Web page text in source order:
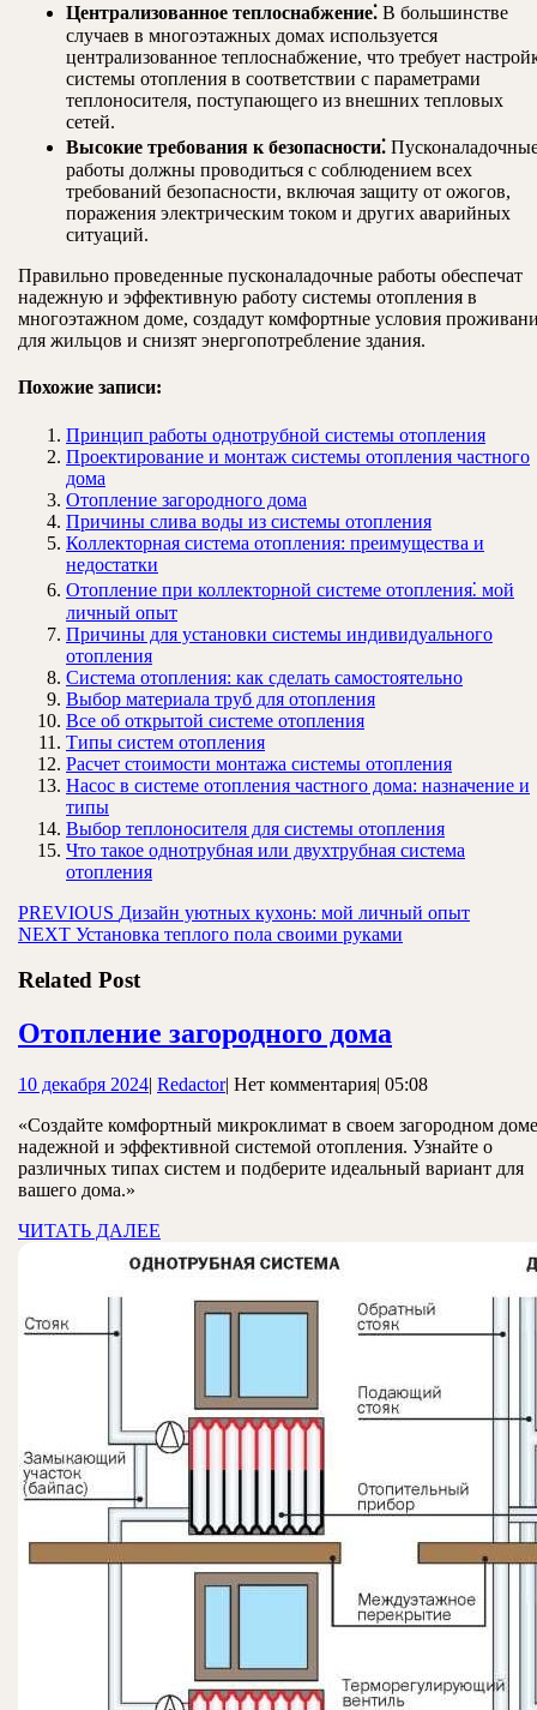
Централизованное теплоснабжение⁚ В большинстве
случаев в многоэтажных домах используется
централизованное теплоснабжение, что требует
системы отопления в соответствии с параметрами
теплоносителя, поступающего из внешних тепловых
сетей.
Высокие требования к безопасности⁚
работы должны проводиться с соблюдением всех
требований безопасности, включая защиту от ожогов,
поражения электрическим током и других аварийных
ситуаций.
Правильно проведенные пусконаладочные работы обеспечат
надежную и эффективную работу системы отопления в
многоэтажном доме, создадут комфортные условия
для жильцов и снизят энергопотребление здания.
Похожие записи:
Принцип работы однотрубной системы отопления
Проектирование и монтаж системы отопления частного
дома
Отопление загородного дома
Причины слива воды из системы отопления
Коллекторная система отопления: преимущества и
недостатки
Отопление при коллекторной системе отопления⁚ мой
личный опыт
Причины для установки системы индивидуального
отопления
Система отопления: как сделать самостоятельно
Выбор материала труб для отопления
Все об открытой системе отопления
Типы систем отопления
Расчет стоимости монтажа системы отопления
Насос в системе отопления частного дома: назначение и
типы
Выбор теплоносителя для системы отопления
Что такое однотрубная или двухтрубная система
отопления
Навигация
по
записям
PREVIOUS Предыдущая
запись:
Дизайн уютных кухонь: мой личный опыт
NEXT Следующая
Установка теплого пола своими руками
Related Post
Отопление загородного дома
дома
10 декабря 202410
2024
| RedactorRedactor
| Нет комментария| 05:08
«Создайте комфортный микроклимат в своем загородном
надежной и эффективной системой отопления. Узнайте о
различных типах систем и подберите идеальный вариант для
вашего дома.»
ЧИТАТЬ ДАЛЕЕ
ДАЛЕЕ